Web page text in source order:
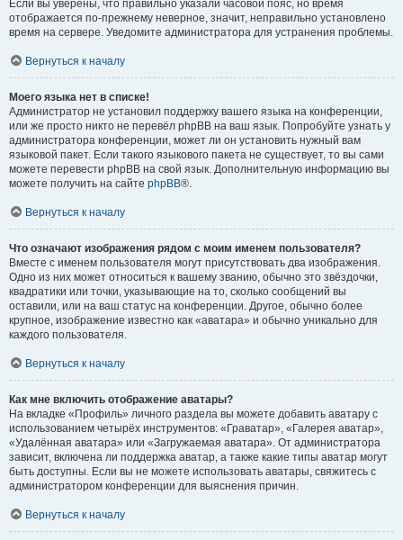
Если вы уверены, что правильно указали часовой пояс, но время
отображается по-прежнему неверное, значит, неправильно установлено
время на сервере. Уведомите администратора для устранения проблемы.
Вернуться к началу
Моего языка нет в списке!
Администратор не установил поддержку вашего языка на конференции,
или же просто никто не перевёл phpBB на ваш язык. Попробуйте узнать у
администратора конференции, может ли он установить нужный вам
языковой пакет. Если такого языкового пакета не существует, то вы сами
можете перевести phpBB на свой язык. Дополнительную информацию вы
можете получить на сайте phpBB®.
Вернуться к началу
Что означают изображения рядом с моим именем пользователя?
Вместе с именем пользователя могут присутствовать два изображения.
Одно из них может относиться к вашему званию, обычно это звёздочки,
квадратики или точки, указывающие на то, сколько сообщений вы
оставили, или на ваш статус на конференции. Другое, обычно более
крупное, изображение известно как «аватара» и обычно уникально для
каждого пользователя.
Вернуться к началу
Как мне включить отображение аватары?
На вкладке «Профиль» личного раздела вы можете добавить аватару с
использованием четырёх инструментов: «Граватар», «Галерея аватар»,
«Удалённая аватара» или «Загружаемая аватара». От администратора
зависит, включена ли поддержка аватар, а также какие типы аватар могут
быть доступны. Если вы не можете использовать аватары, свяжитесь с
администратором конференции для выяснения причин.
Вернуться к началу